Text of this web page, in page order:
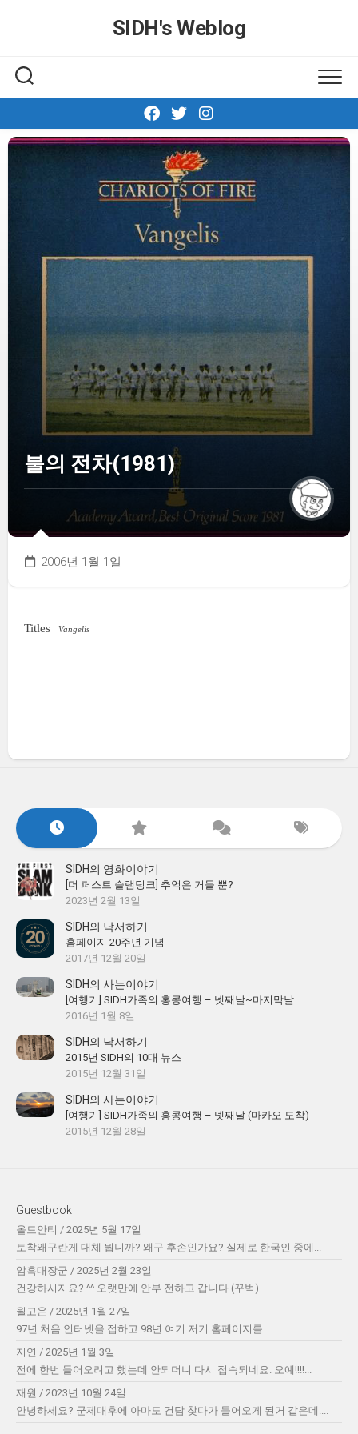
SIDH′s Weblog
불의 전차(1981)
2006년 1월 1일
Titles Vangelis
SIDH의 영화이야기
[더 퍼스트 슬램덩크] 추억은 거들 뿐?
2023년 2월 13일
SIDH의 낙서하기
홈페이지 20주년 기념
2017년 12월 20일
SIDH의 사는이야기
[여행기] SIDH가족의 홍콩여행 – 넷째날~마지막날
2016년 1월 8일
SIDH의 낙서하기
2015년 SIDH의 10대 뉴스
2015년 12월 31일
SIDH의 사는이야기
[여행기] SIDH가족의 홍콩여행 – 넷째날 (마카오 도착)
2015년 12월 28일
Guestbook
올드안티 / 2025년 5월 17일
토착왜구란게 대체 뭡니까? 왜구 후손인가요? 실제로 한국인 중에...
암흑대장군 / 2025년 2월 23일
건강하시지요? ^^ 오랫만에 안부 전하고 갑니다 (꾸벅)
윌고온 / 2025년 1월 27일
97년 처음 인터넷을 접하고 98년 여기 저기 홈페이지를...
지연 / 2025년 1월 3일
전에 한번 들어오려고 했는데 안되더니 다시 접속되네요. 오예!!!!...
재원 / 2023년 10월 24일
안녕하세요? 군제대후에 아마도 건담 찾다가 들어오게 된거 같은데....